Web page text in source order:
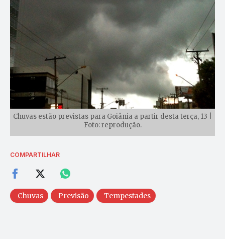
Chuvas estão previstas para Goiânia a partir desta terça, 13 |
Foto: reprodução.
COMPARTILHAR
Chuvas Previsão Tempestades